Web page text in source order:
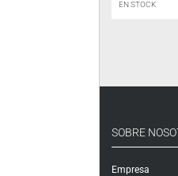
EN STOCK
SOBRE
Empresa